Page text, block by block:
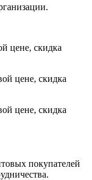
цене, скидка
цене, скидка
цене, скидка
покупателей